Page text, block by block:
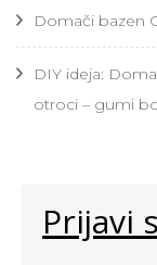
Domači bazen
DIY ideja:
otroci – gumi
Prijavi